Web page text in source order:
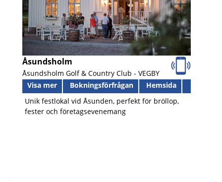
Åsundsholm
Åsundsholm Golf & Country Club - VEGBY
Visa mer
Bokningsförfrågan
Hemsida
Unik festlokal vid Åsunden, perfekt för bröllop,
fester och företagsevenemang